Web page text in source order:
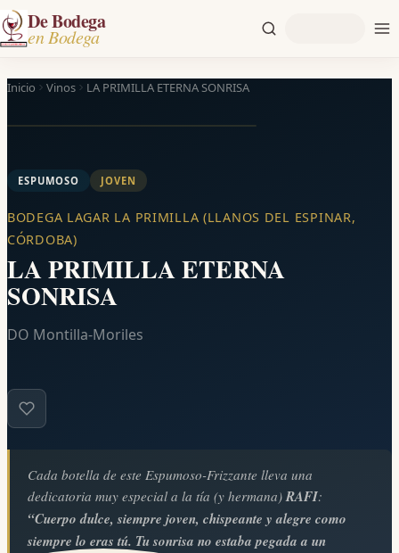
De Bodega
en Bodega
Inicio Vinos LA PRIMILLA ETERNA SONRISA
ESPUMOSO JOVEN
BODEGA LAGAR LA PRIMILLA (LLANOS DEL ESPINAR,
CÓRDOBA)
LA PRIMILLA ETERNA
SONRISA
DO Montilla-Moriles
Cada botella de este Espumoso-Frizzante lleva una
dedicatoria muy especial a la tía (y hermana)RAFI:
“Cuerpo dulce, siempre joven, chispeante y alegre como
siempre lo eras tú. Tu sonrisa no estaba pegada a un